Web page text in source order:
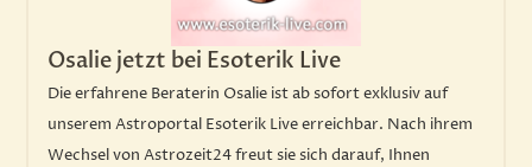
Osalie jetzt bei Esoterik Live
Die erfahrene Beraterin Osalie ist ab sofort exklusiv auf
unserem Astroportal Esoterik Live erreichbar. Nach ihrem
Wechsel von Astrozeit24 freut sie sich darauf, Ihnen